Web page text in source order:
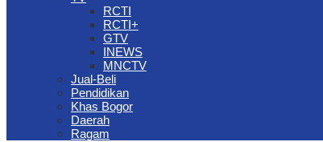
RCTI
RCTI+
GTV
INEWS
MNCTV
Jual-Beli
Pendidikan
Khas Bogor
Daerah
Ragam